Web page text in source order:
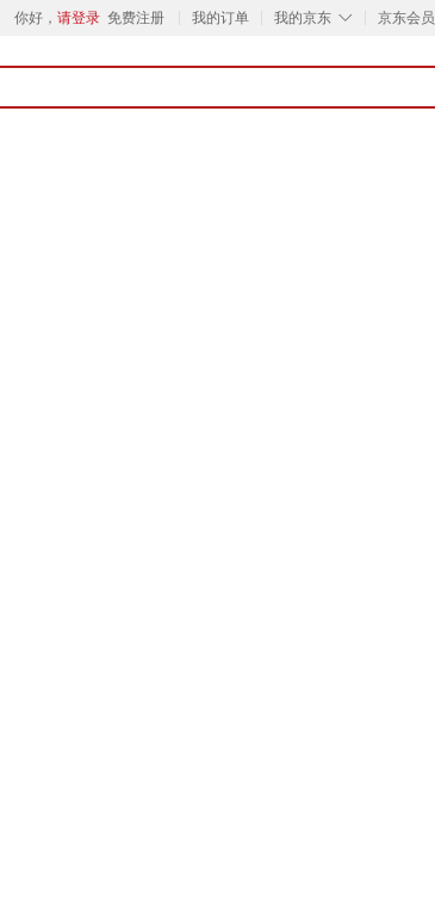
你好， 请登录 免费注册 我的订单 ◇
我的京东 京东会员